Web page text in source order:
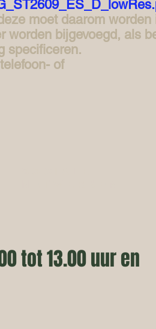
moet daarom worden
worden bijgevoegd, als
specificeren.
of
tot 13.00 uur en